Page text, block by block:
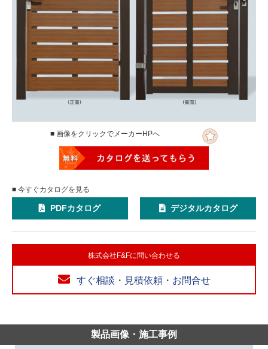
■ 画像をクリックでメーカーHPへ
■ 今すぐカタログを見る
PDFカタログ デジタルカタログ
株式会社F&Fに問い合わせる
すぐ相談・見積依頼・お問合せ
製品画像・施工事例